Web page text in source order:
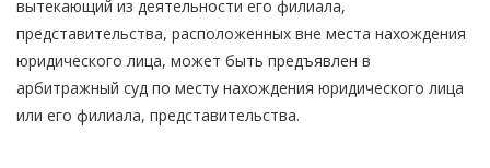
вытекающий из деятельности его филиала,
представительства, расположенных вне места нахождения
юридического лица, может быть предъявлен в
арбитражный суд по месту нахождения юридического лица
или его филиала, представительства.